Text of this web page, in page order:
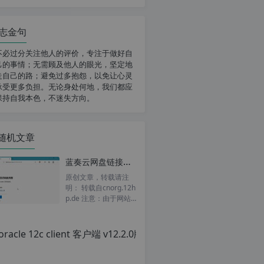
金句
必过分关注他人的评价，专注于做好自
的事情；无需顾及他人的眼光，坚定地
自己的路；避免过多抱怨，以免让心灵
受更多负担。无论身处何地，我们都应
持自我本色，不迷失方向。
机文章
蓝奏云网盘链接打不开怎么办？分享两款蓝奏链接激活油猴脚本, 解决蓝奏云失效、链接打不开的问题
原创文章，转载请注
明： 转载自cnorg.12h
p.de 注意：由于网站